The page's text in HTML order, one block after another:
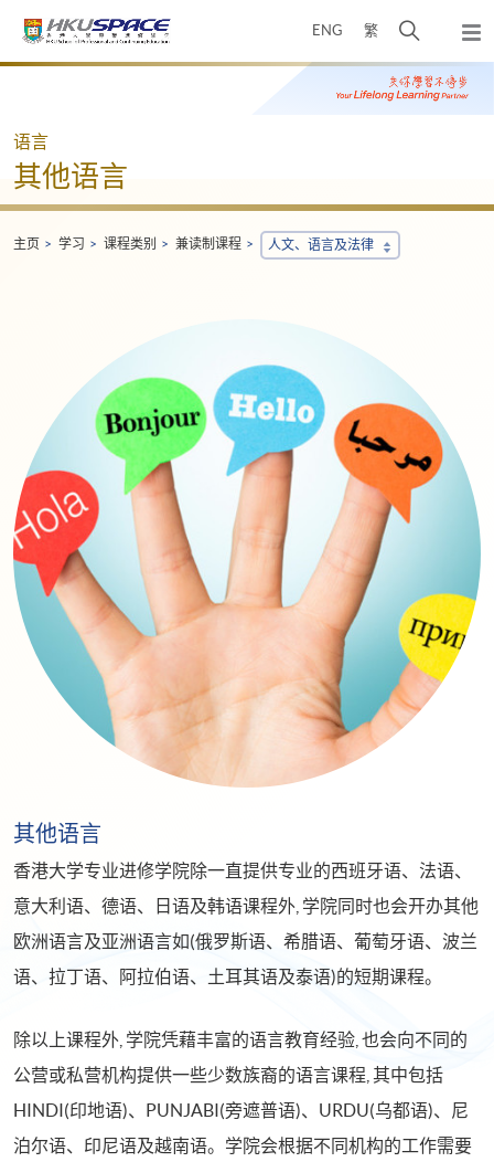
ENG 繁
开
搜
寻
弹
出
主
Main
语言
其他语言
主页 学习 课程类别 兼读制课程 人文、语言及法律
其他语言
香港大学专业进修学院除一直提供专业的西班牙语、法语、
意大利语、德语、日语及韩语课程外, 学院同时也会开办其他
欧洲语言及亚洲语言如(俄罗斯语、希腊语、葡萄牙语、波兰
语、拉丁语、阿拉伯语、土耳其语及泰语)的短期课程。
除以上课程外, 学院凭藉丰富的语言教育经验, 也会向不同的
公营或私营机构提供一些少数族裔的语言课程, 其中包括
HINDI(印地语)、PUNJABI(旁遮普语)、URDU(乌都语)、尼
泊尔语、印尼语及越南语。学院会根据不同机构的工作需要